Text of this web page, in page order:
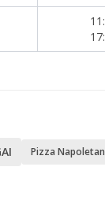
si
campana:
di bufala
Pizza